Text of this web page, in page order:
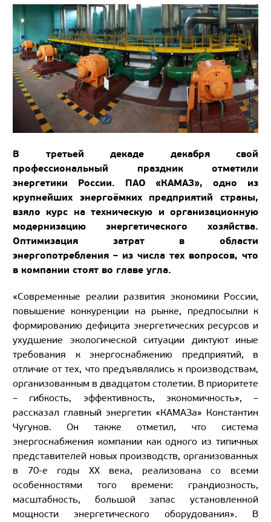
В третьей декаде декабря свой
профессиональный праздник отметили
энергетики России. ПАО «КАМАЗ», одно из
крупнейших энергоёмких предприятий страны,
взяло курс на техническую и организационную
модернизацию энергетического хозяйства.
Оптимизация затрат в области
энергопотребления – из числа тех вопросов, что
в компании стоят во главе угла.
«Современные реалии развития экономики России,
повышение конкуренции на рынке, предпосылки к
формированию дефицита энергетических ресурсов и
ухудшение экологической ситуации диктуют иные
требования к энергоснабжению предприятий, в
отличие от тех, что предъявлялись к производствам,
организованным в двадцатом столетии. В приоритете
– гибкость, эффективность, экономичность», –
рассказал главный энергетик «КАМАЗа» Константин
Чугунов. Он также отметил, что система
энергоснабжения компании как одного из типичных
представителей новых производств, организованных
в 70-е годы XX века, реализована со всеми
особенностями того времени: грандиозность,
масштабность, большой запас установленной
мощности энергетического оборудования». В